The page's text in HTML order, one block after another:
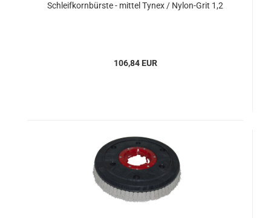
Schleifkornbürste - mittel Tynex / Nylon-Grit 1,2
106,84 EUR